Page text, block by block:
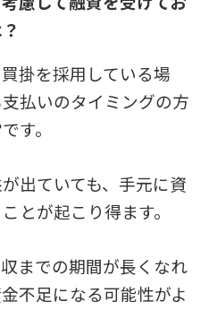
掛を採用している場
払いのタイミングの方
す。
出ていても、手元に資
とが起こり得ます。
までの期間が長くなれ
不足になる可能性がよ